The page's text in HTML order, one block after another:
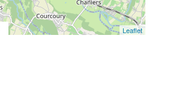
Leaflet